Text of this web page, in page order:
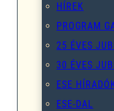
HÍREK
PROGRAM
25 ÉVES
30 ÉVES
ESE
ESE-DAL